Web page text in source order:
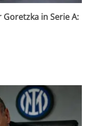
in Serie A: